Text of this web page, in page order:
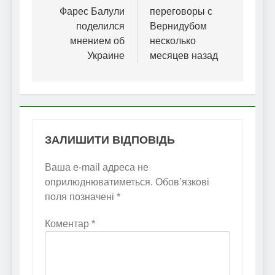
Фарес Балули
поделился
мнением об
Украине
переговоры с
Вернидубом
несколько
месяцев назад
ЗАЛИШИТИ ВІДПОВІДЬ
Ваша e-mail адреса не
оприлюднюватиметься. Обов’язкові
поля позначені *
Коментар *